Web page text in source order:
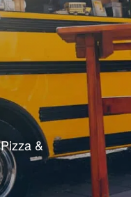
Pizza &